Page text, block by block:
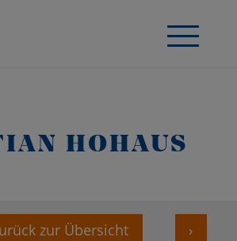
HOHAUS
zur Übersicht ›